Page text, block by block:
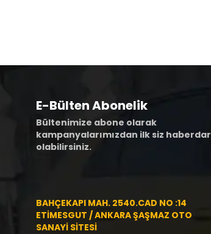
E-Bülten Abonelik
Bültenimize abone olarak
kampanyalarımızdan ilk siz haberdar
olabilirsiniz.
BAHÇEKAPI MAH. 2540.CAD NO :14
ETİMESGUT / ANKARA ŞAŞMAZ OTO
SANAYİ SİTESİ